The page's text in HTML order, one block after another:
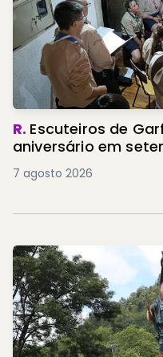
R. Escuteiros de
aniversário em
7 agosto 2026